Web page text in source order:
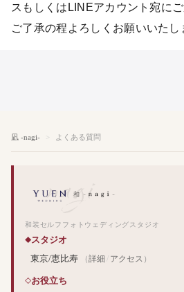
スもしくはLINEアカウント宛に
ご了承の程よろしくお願いいたし
凪 -nagi- よくある質問
和装セルフフォトウェディングスタジオ
スタジオ
東京/恵比寿
（詳細 アクセス ）
お役立ち